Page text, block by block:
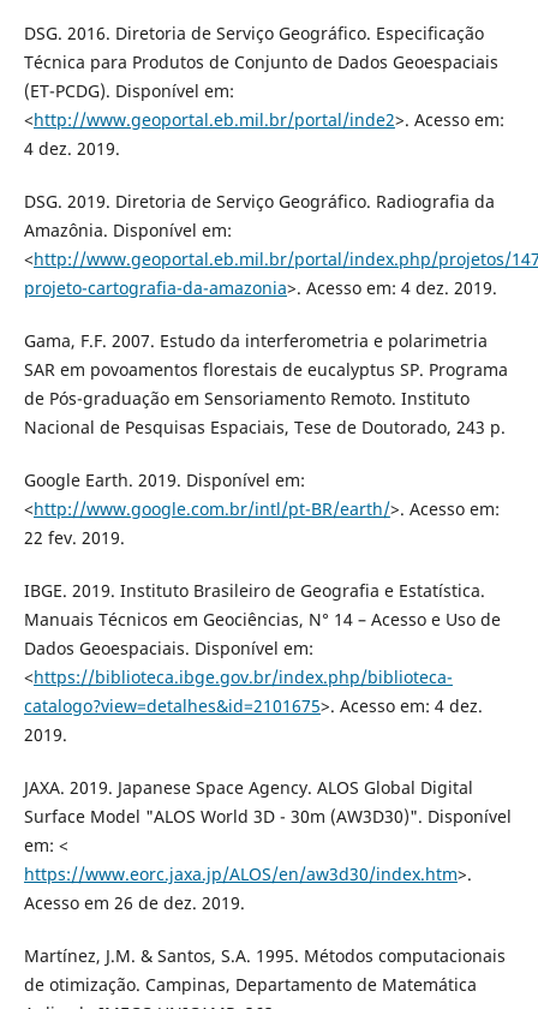
DSG. 2016. Diretoria de Serviço Geográfico. Especificação
Técnica para Produtos de Conjunto de Dados Geoespaciais
(ET-PCDG). Disponível em:
<http://www.geoportal.eb.mil.br/portal/inde2>. Acesso em:
4 dez. 2019.
DSG. 2019. Diretoria de Serviço Geográfico. Radiografia da
Amazônia. Disponível em:
<http://www.geoportal.eb.mil.br/portal/index.php/projetos/
projeto-cartografia-da-amazonia>. Acesso em: 4 dez. 2019.
Gama, F.F. 2007. Estudo da interferometria e polarimetria
SAR em povoamentos florestais de eucalyptus SP. Programa
de Pós-graduação em Sensoriamento Remoto. Instituto
Nacional de Pesquisas Espaciais, Tese de Doutorado, 243 p.
Google Earth. 2019. Disponível em:
<http://www.google.com.br/intl/pt-BR/earth/>. Acesso em:
22 fev. 2019.
IBGE. 2019. Instituto Brasileiro de Geografia e Estatística.
Manuais Técnicos em Geociências, N° 14 – Acesso e Uso de
Dados Geoespaciais. Disponível em:
<https://biblioteca.ibge.gov.br/index.php/biblioteca-
catalogo?view=detalhes&id=2101675>. Acesso em: 4 dez.
2019.
JAXA. 2019. Japanese Space Agency. ALOS Global Digital
Surface Model "ALOS World 3D - 30m (AW3D30)". Disponível
em: <
https://www.eorc.jaxa.jp/ALOS/en/aw3d30/index.htm>.
Acesso em 26 de dez. 2019.
Martínez, J.M. & Santos, S.A. 1995. Métodos computacionais
de otimização. Campinas, Departamento de Matemática